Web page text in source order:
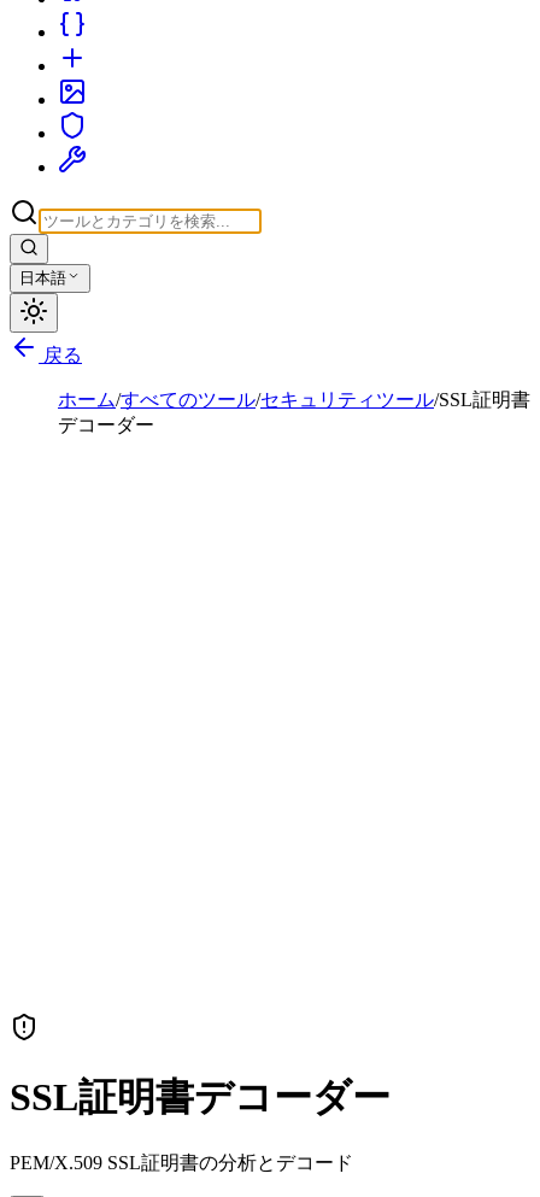
日本語
戻る
ホーム/すべてのツール/セキュリティツール/SSL証明書
デコーダー
SSL証明書デコーダー
PEM/X.509 SSL証明書の分析とデコード